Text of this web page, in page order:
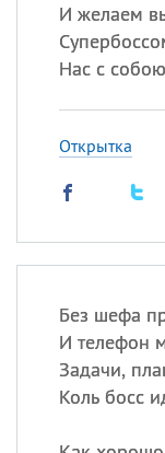
И желаем
Нас с
Открытка
Без шефа
И телефон
Задачи,
Коль босс